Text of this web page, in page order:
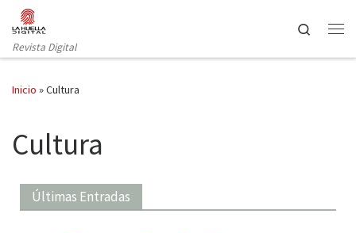
Saltar al contenido
Revista Digital
Search
Inicio »Cultura
Cultura
Últimas Entradas